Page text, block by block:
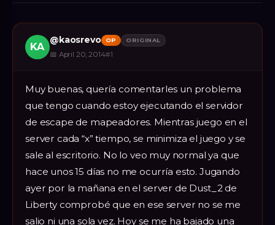
KA
@ kaosrevo OP ORIGINAL
📅 April 20, 2014#1
Muy buenas, quería comentarles un problema
que tengo cuando estoy ejecutando el servidor
de escape de mapeadores. Mientras juego en el
server cada “x” tiempo, se minimiza el juego y se
sale al escritorio. No lo veo muy normal ya que
hace unos 15 días no me ocurría esto. Jugando
ayer por la mañana en el server de Dust_2 de
Liberty comprobé que en ese server no se me
salio ni una sola vez. Hoy se me ha bajado una